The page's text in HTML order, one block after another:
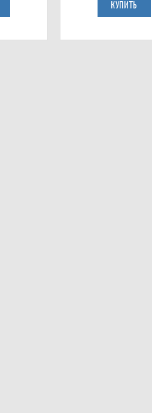
КУПИТЬ